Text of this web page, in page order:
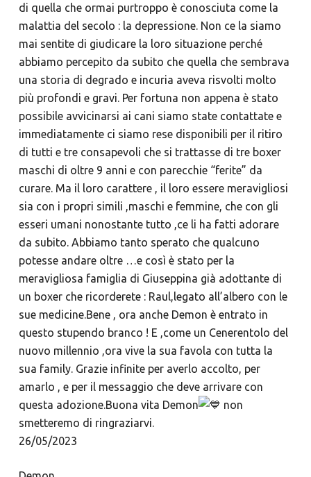
di quella che ormai purtroppo è conosciuta come la
malattia del secolo : la depressione. Non ce la siamo
mai sentite di giudicare la loro situazione perché
abbiamo percepito da subito che quella che sembrava
una storia di degrado e incuria aveva risvolti molto
più profondi e gravi. Per fortuna non appena è stato
possibile avvicinarsi ai cani siamo state contattate e
immediatamente ci siamo rese disponibili per il ritiro
di tutti e tre consapevoli che si trattasse di tre boxer
maschi di oltre 9 anni e con parecchie “ferite” da
curare. Ma il loro carattere , il loro essere meravigliosi
sia con i propri simili ,maschi e femmine, che con gli
esseri umani nonostante tutto ,ce li ha fatti adorare
da subito. Abbiamo tanto sperato che qualcuno
potesse andare oltre …e così è stato per la
meravigliosa famiglia di Giuseppina già adottante di
un boxer che ricorderete : Raul,legato all’albero con le
sue medicine.Bene , ora anche Demon è entrato in
questo stupendo branco ! E ,come un Cenerentolo del
nuovo millennio ,ora vive la sua favola con tutta la
sua family. Grazie infinite per averlo accolto, per
amarlo , e per il messaggio che deve arrivare con
questa adozione.Buona vita Demon
non
smetteremo di ringraziarvi.
26/05/2023